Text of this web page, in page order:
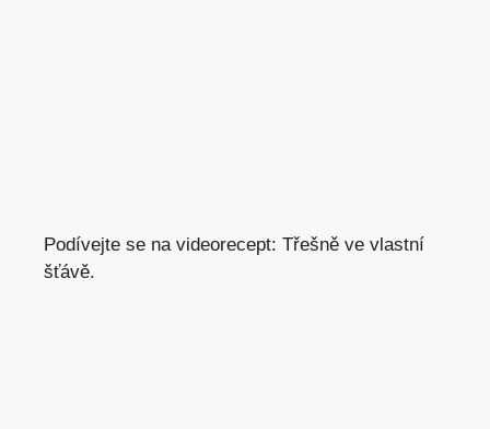
Podívejte se na videorecept: Třešně ve vlastní
šťávě.